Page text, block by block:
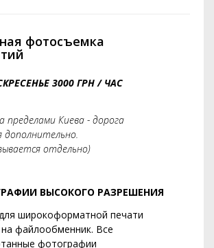
фотосъемка
3000 ГРН / ЧАС
пределами Киева - дорога
дополнительно.
отдельно)
ВЫСОКОГО РАЗРЕШЕНИЯ
широкоформатной печати
файлообменник. Все
фотографии